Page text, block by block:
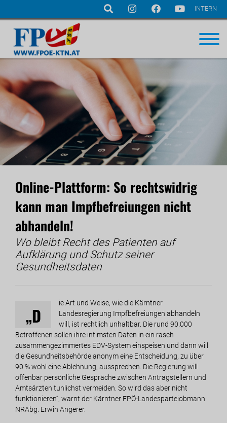
Navigation
INTERN
Online-Plattform: So rechtswidrig
kann man Impfbefreiungen nicht
abhandeln!
Wo bleibt Recht des Patienten auf
Aufklärung und Schutz seiner
Gesundheitsdaten
„D
ie Art und Weise, wie die Kärntner
Landesregierung Impfbefreiungen abhandeln
will, ist rechtlich unhaltbar. Die rund 90.000
Betroffenen sollen ihre intimsten Daten in ein rasch
zusammengezimmertes EDV-System einspeisen und dann will
die Gesundheitsbehörde anonym eine Entscheidung, zu über
90 % wohl eine Ablehnung, aussprechen. Die Regierung will
offenbar persönliche Gespräche zwischen Antragstellern und
Amtsärzten tunlichst vermeiden. So wird das aber nicht
funktionieren“, warnt der Kärntner FPÖ-Landesparteiobmann
NRAbg. Erwin Angerer.